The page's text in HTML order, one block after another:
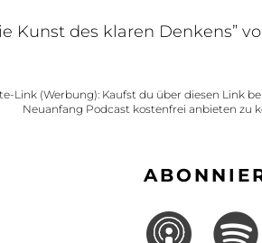
Kunst des klaren Denkens”
Link (Werbung): Kaufst du über diesen Link
Neuanfang Podcast kostenfrei anbieten zu